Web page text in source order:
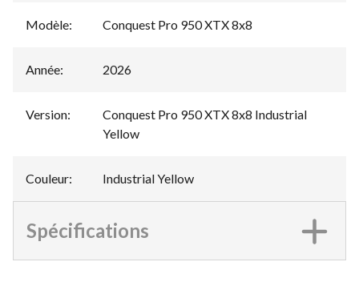
Modèle: Conquest Pro 950 XTX 8x8
Année: 2026
Version:
Conquest Pro 950 XTX 8x8 Industrial
Yellow
Couleur: Industrial Yellow
Spécifications